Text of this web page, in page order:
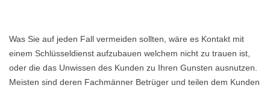
Was Sie auf jeden Fall vermeiden sollten, wäre es Kontakt mit
einem Schlüsseldienst aufzubauen welchem nicht zu trauen ist,
oder die das Unwissen des Kunden zu Ihren Gunsten ausnutzen.
Meisten sind deren Fachmänner Betrüger und teilen dem Kunden